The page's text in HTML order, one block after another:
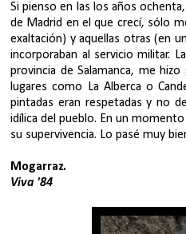
Si pienso en las los años
de Madrid en el que crecí, sólo
exaltación) y aquellas otras (en
incorporaban al servicio militar.
provincia de Salamanca, me
lugares como La Alberca o
pintadas eran respetadas y no
idílica del pueblo. En un
su supervivencia. Lo pasé muy
Mogarraz.
Viva '84